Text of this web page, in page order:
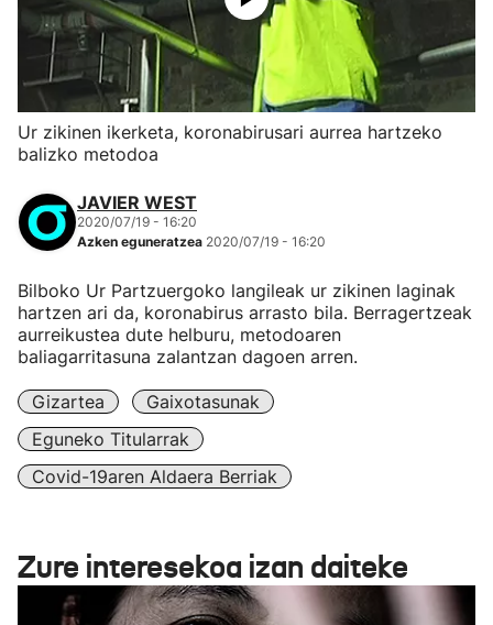
Ur zikinen ikerketa, koronabirusari aurrea hartzeko
balizko metodoa
JAVIER WEST
2020/07/19 - 16:20
Azken eguneratzea 2020/07/19 - 16:20
Bilboko Ur Partzuergoko langileak ur zikinen laginak
hartzen ari da, koronabirus arrasto bila. Berragertzeak
aurreikustea dute helburu, metodoaren
baliagarritasuna zalantzan dagoen arren.
Gizartea
Gaixotasunak
Eguneko Titularrak
Covid-19aren Aldaera Berriak
Zure interesekoa izan daiteke